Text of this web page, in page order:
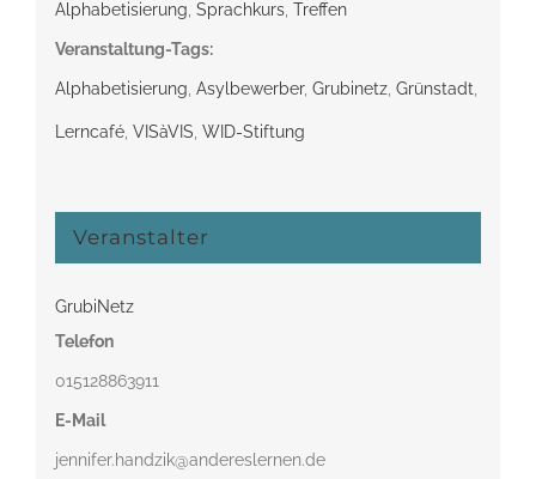
Alphabetisierung, Sprachkurs, Treffen
Veranstaltung-Tags:
Alphabetisierung, Asylbewerber, Grubinetz, Grünstadt,
Lerncafé, VISàVIS, WID-Stiftung
Veranstalter
GrubiNetz
Telefon
015128863911
E-Mail
jennifer.handzik@andereslernen.de